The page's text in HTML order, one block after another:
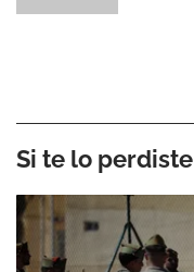
Si te lo perdiste